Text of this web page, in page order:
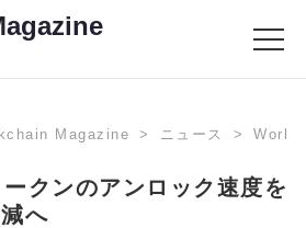
Magazine ニュース World
クンのアンロック速度を
へ